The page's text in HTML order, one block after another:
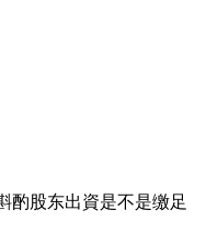
酌股东出資是不是缴足